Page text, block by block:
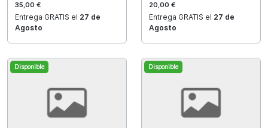
35,00 €
Entrega GRATIS el 27 de
Agosto
20,00 €
Entrega GRATIS el 27 de
Agosto
Disponible Disponible